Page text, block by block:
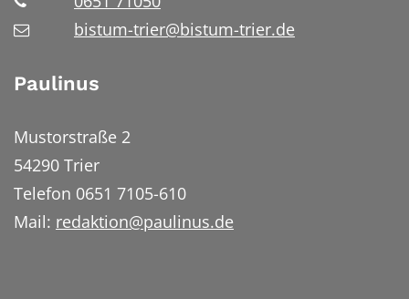
bistum-trier@bistum-trier.de
Paulinus
Mustorstraße 2
54290 Trier
Telefon 0651 7105-610
Mail: redaktion@paulinus.de